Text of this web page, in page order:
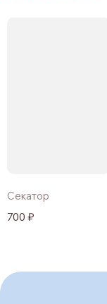
700 ₽
Секатор